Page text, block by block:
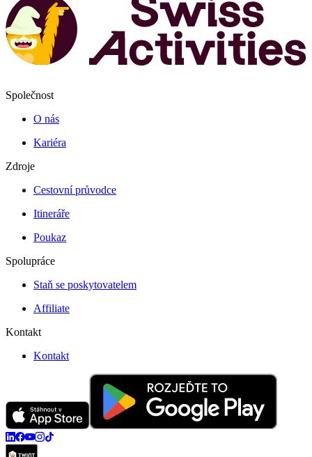
Společnost
O nás
Kariéra
Zdroje
Cestovní průvodce
Itineráře
Poukaz
Spolupráce
Staň se poskytovatelem
Affiliate
Kontakt
Kontakt